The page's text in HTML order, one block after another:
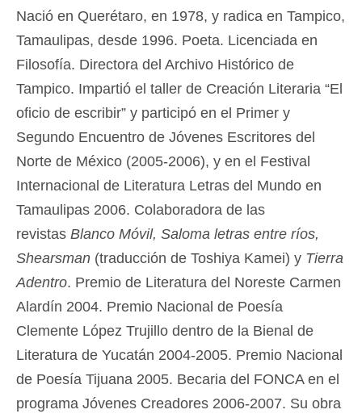
Nació en Querétaro, en 1978, y radica en Tampico,
Tamaulipas, desde 1996. Poeta. Licenciada en
Filosofía. Directora del Archivo Histórico de
Tampico. Impartió el taller de Creación Literaria “El
oficio de escribir” y participó en el Primer y
Segundo Encuentro de Jóvenes Escritores del
Norte de México (2005-2006), y en el Festival
Internacional de Literatura Letras del Mundo en
Tamaulipas 2006. Colaboradora de las
revistas Blanco Móvil, Saloma letras entre ríos,
Shearsman (traducción de Toshiya Kamei) y Tierra
Adentro. Premio de Literatura del Noreste Carmen
Alardín 2004. Premio Nacional de Poesía
Clemente López Trujillo dentro de la Bienal de
Literatura de Yucatán 2004-2005. Premio Nacional
de Poesía Tijuana 2005. Becaria del FONCA en el
programa Jóvenes Creadores 2006-2007. Su obra